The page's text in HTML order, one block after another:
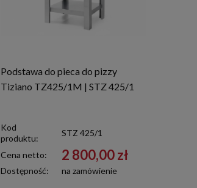
Podstawa do pieca do pizzy
Tiziano TZ425/1M | STZ 425/1
Kod
produktu:
STZ 425/1
Cena netto: 2 800,00 zł
Dostępność: na zamówienie